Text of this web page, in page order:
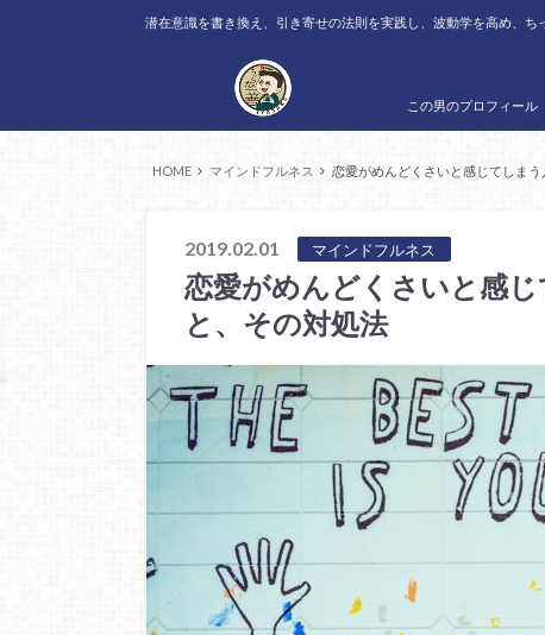
潜在意識を書き換え、引き寄せの法則を実践し、波動学を高め、
この男のプロフィール
HOME マインドフルネス 恋愛がめんどくさいと感じてしま
2019.02.01 マインドフルネス
恋愛がめんどくさいと感
と、その対処法